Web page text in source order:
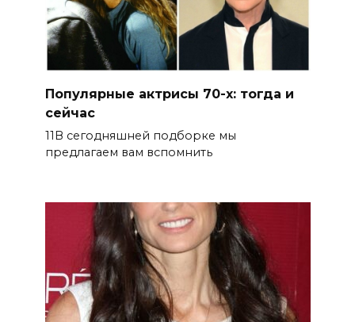
Популярные актрисы 70-х: тогда и
сейчас
11В сегодняшней подборке мы
предлагаем вам вспомнить